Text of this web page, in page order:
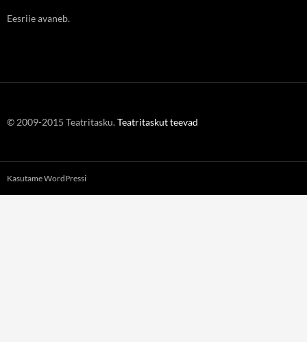
Eesriie avaneb.
© 2009-2015 Teatritasku.Teatritaskut teevad
Kasutame WordPressi